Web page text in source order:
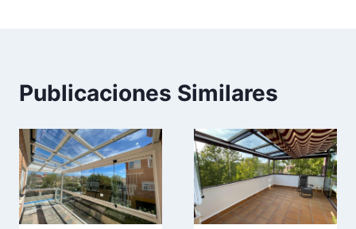
Publicaciones Similares